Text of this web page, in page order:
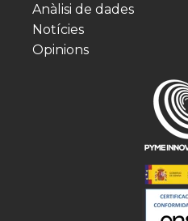
Anàlisi de dades
Notícies
Opinions